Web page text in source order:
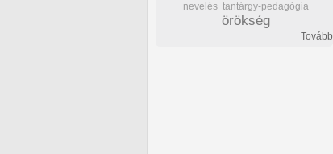
nevelés tantárgy-pedagógia
örökség
Tovább